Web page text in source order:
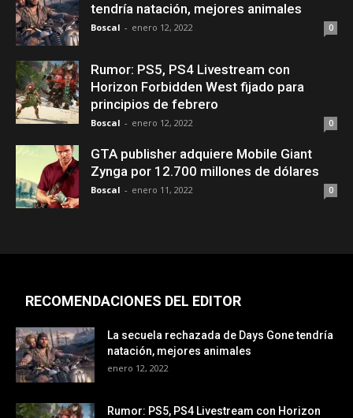
tendría natación, mejores animales
Boscal - enero 12, 2022 0
Rumor: PS5, PS4 Livestream con
Horizon Forbidden West fijado para
principios de febrero
Boscal - enero 12, 2022 0
GTA publisher adquiere Mobile Giant
Zynga por 12.700 millones de dólares
Boscal - enero 11, 2022 0
RECOMENDACIONES DEL EDITOR
La secuela rechazada de Days Gone tendría
natación, mejores animales
enero 12, 2022
Rumor: PS5, PS4 Livestream con Horizon